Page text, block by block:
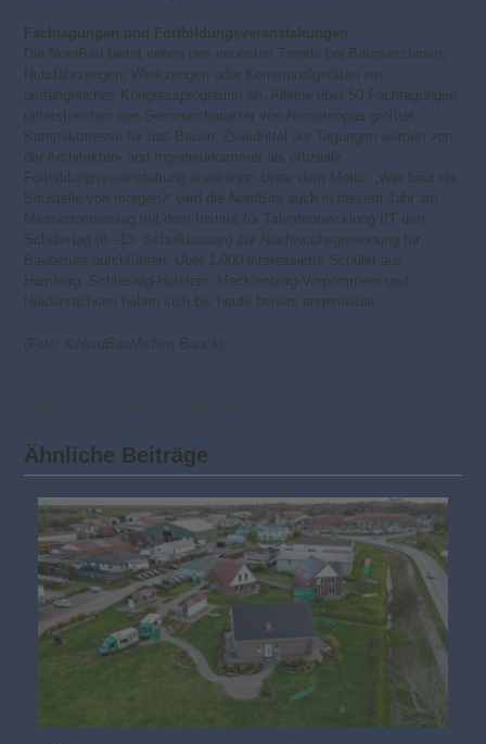
Fachtagungen und Fortbildungsveranstaltungen
Die NordBau bietet neben den neuesten Trends bei Baumaschinen,
Nutzfahrzeugen, Werkzeugen oder Kommunalgeräten ein
umfangreiches Kongressprogramm an. Alleine über 50 Fachtagungen
unterstreichen den Seminarcharakter von Nordeuropas größter
Kompaktmesse für das Bauen. Zweidrittel der Tagungen werden von
der Architekten- und Ingenieurkammer als offizielle
Fortbildungsveranstaltung anerkannt! Unter dem Motto: „Wer baut die
Baustelle von morgen?“ wird die NordBau auch in diesem Jahr am
Messedonnerstag mit dem Institut für Talententwicklung IfT den
Schülertag (8.–13. Schulklassen) zur Nachwuchsgewinnung für
Bauberufe durchführen. Über 1.000 interessierte Schüler aus
Hamburg, Schleswig-Holstein, Mecklenburg-Vorpommern und
Niedersachsen haben sich bis heute bereits angemeldet.
(Foto: © NordBau/Achim Banck)
Ähnliche Beiträge